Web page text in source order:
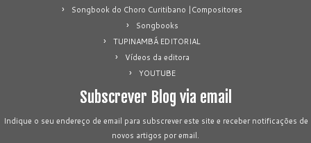
Songbook do Choro Curitibano |Compositores
Songbooks
TUPINAMBÁ EDITORIAL
Vídeos da editora
YOUTUBE
Subscrever Blog via email
Indique o seu endereço de email para subscrever este site e receber notificações de
novos artigos por email.